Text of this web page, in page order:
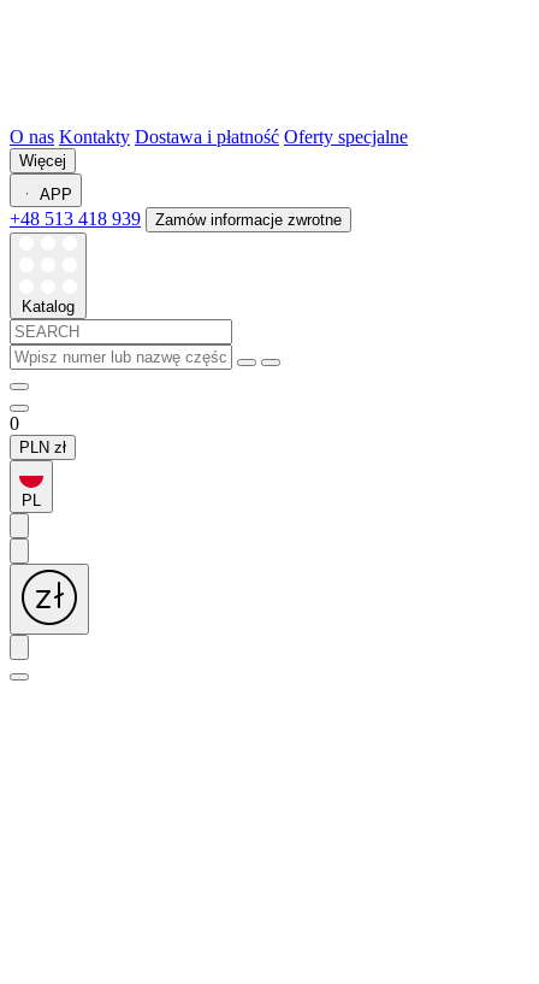
O nas Kontakty Dostawa i płatność Oferty specjalne
Więcej
APP
+48 513 418 939 Zamów informacje zwrotne
Katalog
0
PLN zł
PL